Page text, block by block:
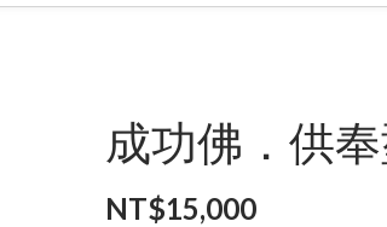
成功佛．供
NT$15,000